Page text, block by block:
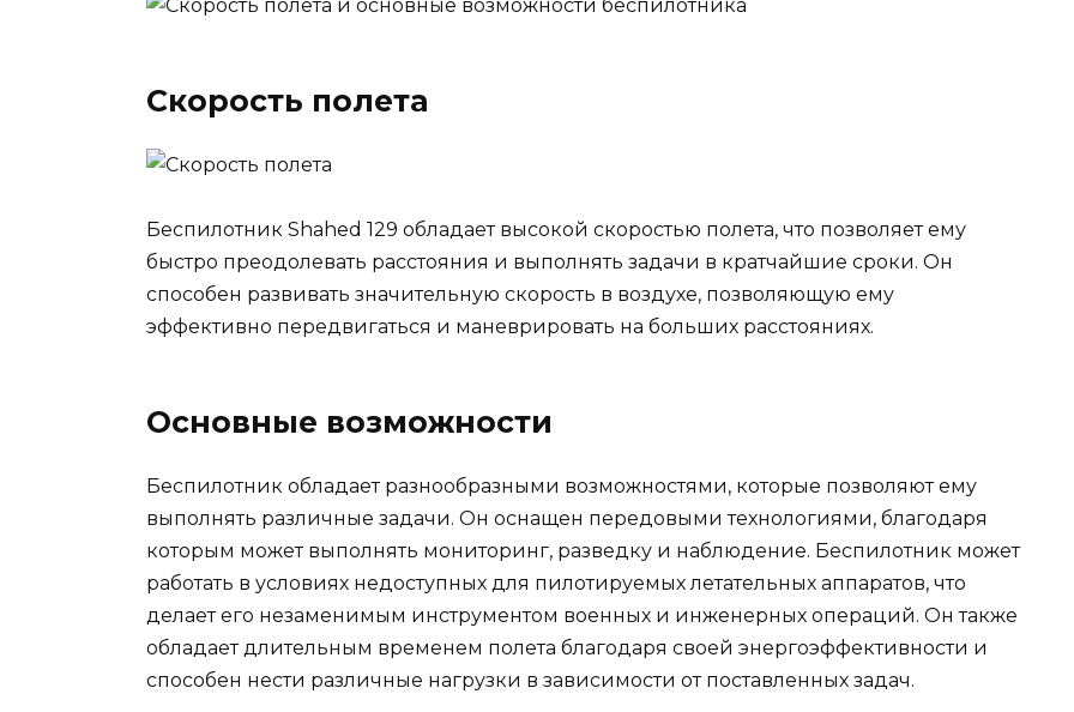
Скорость полета
Беспилотник Shahed 129 обладает высокой скоростью полета, что позволяет ему
быстро преодолевать расстояния и выполнять задачи в кратчайшие сроки. Он
способен развивать значительную скорость в воздухе, позволяющую ему
эффективно передвигаться и маневрировать на больших расстояниях.
Основные возможности
Беспилотник обладает разнообразными возможностями, которые позволяют ему
выполнять различные задачи. Он оснащен передовыми технологиями, благодаря
которым может выполнять мониторинг, разведку и наблюдение. Беспилотник может
работать в условиях недоступных для пилотируемых летательных аппаратов, что
делает его незаменимым инструментом военных и инженерных операций. Он также
обладает длительным временем полета благодаря своей энергоэффективности и
способен нести различные нагрузки в зависимости от поставленных задач.